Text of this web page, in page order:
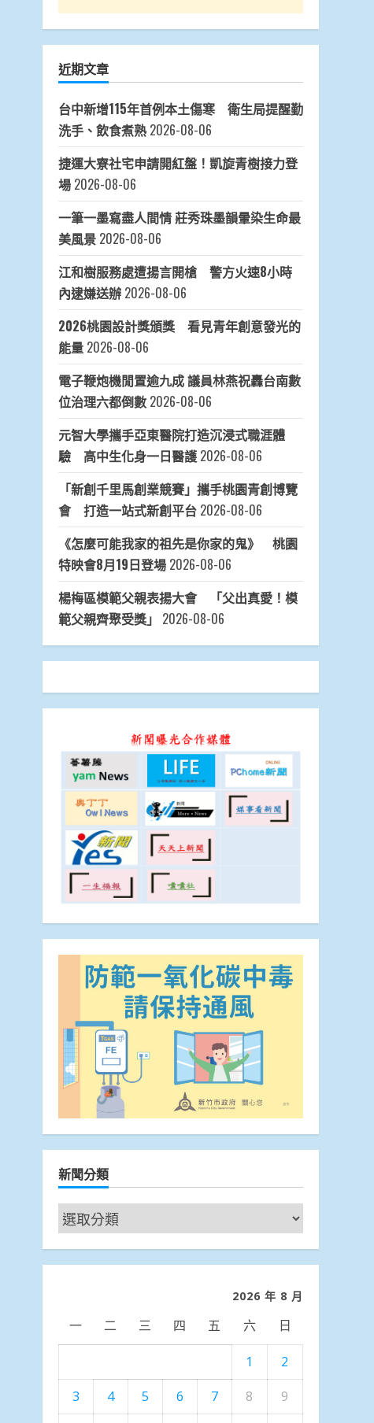
近期文章
台中新增115年首例本土傷寒 衛生局提醒勤
洗手、飲食煮熟 2026-08-06
捷運大寮社宅申請開紅盤！凱旋青樹接力登
場 2026-08-06
一筆一墨寫盡人間情 莊秀珠墨韻暈染生命最
美風景 2026-08-06
江和樹服務處遭揚言開槍 警方火速8小時
內逮嫌送辦 2026-08-06
2026桃園設計獎頒獎 看見青年創意發光的
能量 2026-08-06
電子鞭炮機閒置逾九成 議員林燕祝轟台南數
位治理六都倒數 2026-08-06
元智大學攜手亞東醫院打造沉浸式職涯體
驗 高中生化身一日醫護 2026-08-06
「新創千里馬創業競賽」攜手桃園青創博覽
會 打造一站式新創平台 2026-08-06
《怎麼可能我家的祖先是你家的鬼》 桃園
特映會8月19日登場 2026-08-06
楊梅區模範父親表揚大會 「父出真愛！模
範父親齊聚受獎」 2026-08-06
新聞分類
新
聞
分
2026 年 8 月
一 二 三 四 五 六 日
1
2
3
4 5 6 7 8
9